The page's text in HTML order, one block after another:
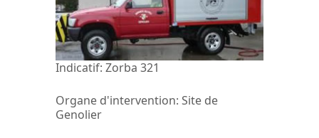
Indicatif: Zorba 321
Organe d'intervention: Site de
Genolier